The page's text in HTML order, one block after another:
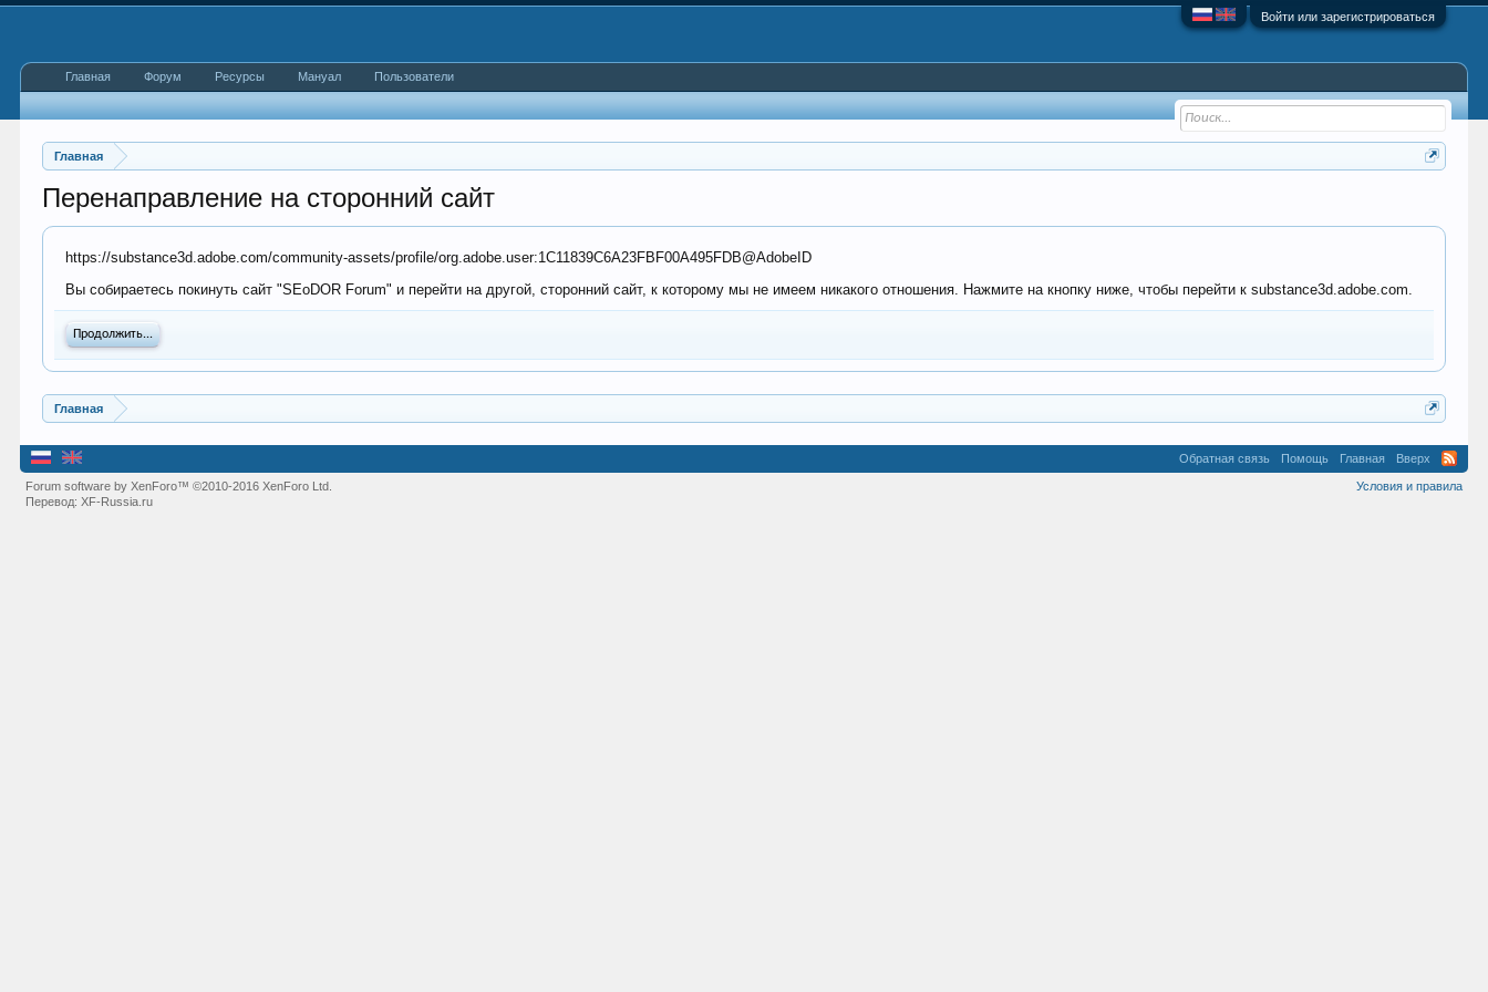
Войти или зарегистрироваться
Главная
Перенаправление на сторонний сайт
https://substance3d.adobe.com/community-assets/profile/org.adobe.user:1C11839C6A23FBF00A495FDB@AdobeID
Вы собираетесь покинуть сайт "SEoDOR Forum" и перейти на другой, сторонний сайт, к которому мы не имеем никакого отношения. Нажмите на кнопку ниже, чтобы перейти к substance3d.adobe.com.
Продолжить...
Главная
Главная Форум Ресурсы Мануал Пользователи
Обратная связь Помощь Главная Вверх
Условия и правила
Forum software by XenForo™©2010-2016 XenForo Ltd.
Перевод:XF-Russia.ru